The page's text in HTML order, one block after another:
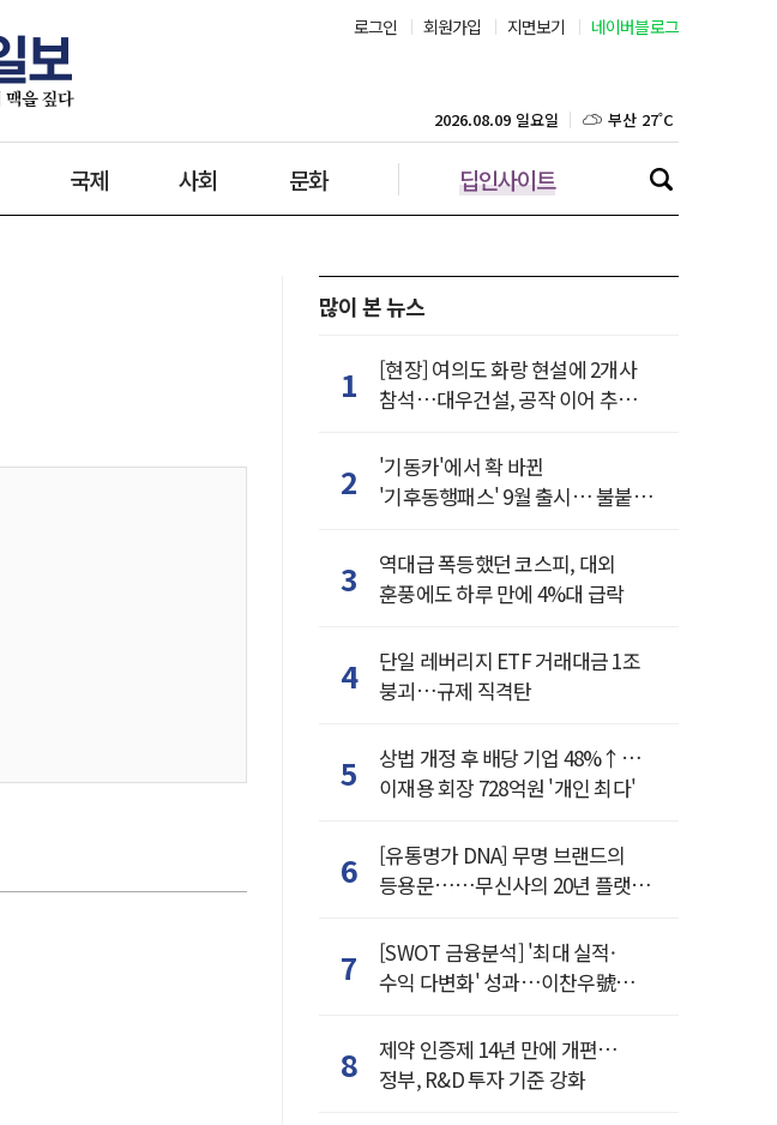
로그인 회원가입 지면보기 네이버블로그
국제 사회 문화 딥인사이트
2026.08.09 일요일 대구 26˚C
인천 25˚C
울산 26˚C
제주 28˚C
많이 본 뉴스
1
[현장] 여의도 화랑 현설에 2개사
참석…대우건설, 공작 이어 추가
2
'기동카'에서 확 바뀐
'기후동행패스' 9월 출시… 불붙은
3
역대급 폭등했던 코스피, 대외
훈풍에도 하루 만에 4%대 급락
4
단일 레버리지 ETF 거래대금 1조
붕괴…규제 직격탄
5
상법 개정 후 배당 기업 48%↑…
이재용 회장 728억원 '개인 최다'
6
[유통명가 DNA] 무명 브랜드의
등용문……무신사의 20년 플랫폼
7
[SWOT 금융분석] '최대 실적·
수익 다변화' 성과…이찬우號
8
제약 인증제 14년 만에 개편…
정부, R&D 투자 기준 강화